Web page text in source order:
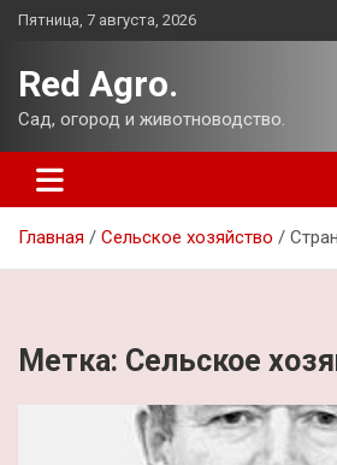
Перейти
Пятница, 7 августа, 2026
Red Agro.
Сад, огород и животноводство.
Главная Сельское хозяйство
Метка: Сельское